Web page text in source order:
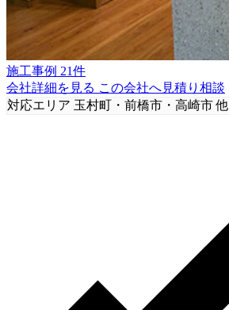
施工事例 21件
会社詳細を見る この会社へ見積り相談
対応エリア 玉村町・前橋市・高崎市 他